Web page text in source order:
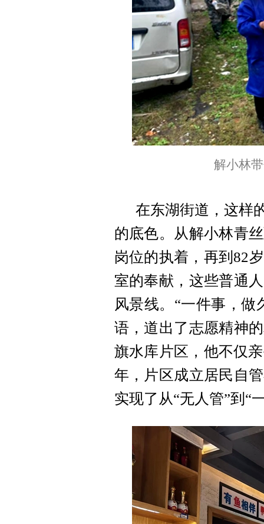
解小林
在东湖街道，这样
的底色。从解小林青
岗位的执着，再到82
室的奉献，这些普通
风景线。“一件事，做
语，道出了志愿精神
旗水库片区，他不仅
年，片区成立居民自
实现了从“无人管”到“